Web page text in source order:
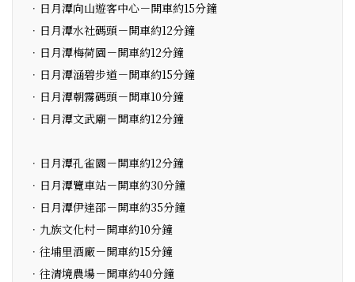
．日月潭向山遊客中心－開車約15分鐘
．日月潭水社碼頭－開車約12分鐘
．日月潭梅荷園－開車約12分鐘
．日月潭涵碧步道－開車約15分鐘
．日月潭朝霧碼頭－開車10分鐘
．日月潭文武廟－開車約12分鐘
．日月潭孔雀園－開車約12分鐘
．日月潭覽車站－開車約30分鐘
．日月潭伊達邵－開車約35分鐘
．九族文化村－開車約10分鐘
．往埔里酒廠－開車約15分鐘
．往清境農場－開車約40分鐘